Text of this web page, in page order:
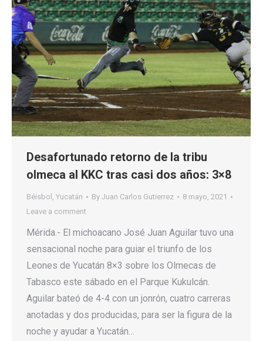
Desafortunado retorno de la tribu
olmeca al KKC tras casi dos años: 3×8
Béisbol , Yucatán By Juan Carlos Gutierrez
8 mayo, 2021
Leave a comment
Mérida.- El michoacano José Juan Aguilar tuvo una
sensacional noche para guiar el triunfo de los
Leones de Yucatán 8×3 sobre los Olmecas de
Tabasco este sábado en el Parque Kukulcán.
Aguilar bateó de 4-4 con un jonrón, cuatro carreras
anotadas y dos producidas, para ser la figura de la
noche y ayudar a Yucatán…